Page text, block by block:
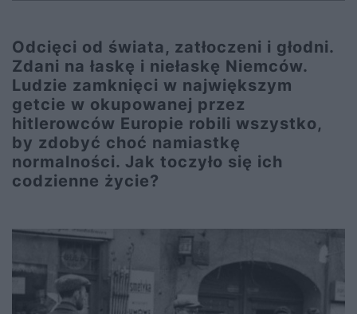
Odcięci od świata, zatłoczeni i głodni.
Zdani na łaskę i niełaskę Niemców.
Ludzie zamknięci w największym
getcie w okupowanej przez
hitlerowców Europie robili wszystko,
by zdobyć choć namiastkę
normalności. Jak toczyło się ich
codzienne życie?